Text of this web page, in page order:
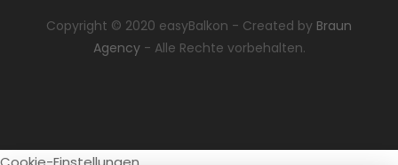
Copyright © 2020 easyBalkon - Created by Braun
Agency- Alle Rechte vorbehalten.